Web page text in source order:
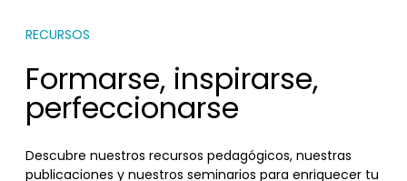
RECURSOS
Formarse, inspirarse,
perfeccionarse
Descubre nuestros recursos pedagógicos, nuestras
publicaciones y nuestros seminarios para enriquecer tu